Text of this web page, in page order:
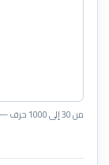
من 30 إلى 1000 حرف — لا تُقبل الروابط أو أكواد HTML.